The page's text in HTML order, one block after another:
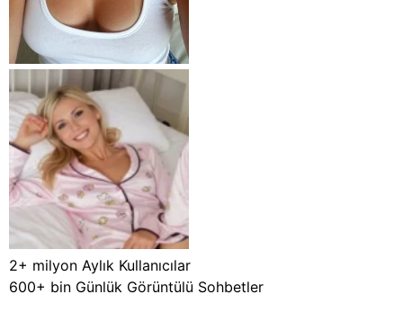
2+ milyon Aylık Kullanıcılar
600+ bin Günlük Görüntülü Sohbetler